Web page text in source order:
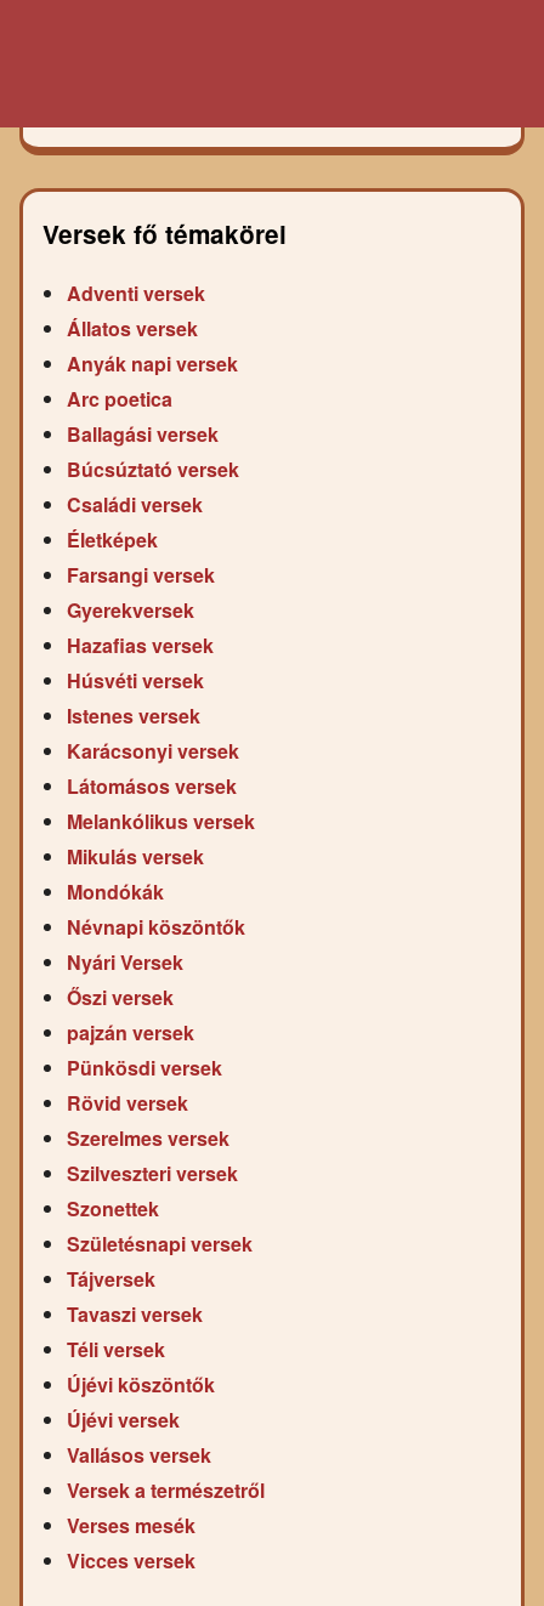
Versek fő témakörei
Adventi versek
Állatos versek
Anyák napi versek
Arc poetica
Ballagási versek
Búcsúztató versek
Családi versek
Életképek
Farsangi versek
Gyerekversek
Hazafias versek
Húsvéti versek
Istenes versek
Karácsonyi versek
Látomásos versek
Melankólikus versek
Mikulás versek
Mondókák
Névnapi köszöntők
Nyári Versek
Őszi versek
pajzán versek
Pünkösdi versek
Rövid versek
Szerelmes versek
Szilveszteri versek
Szonettek
Születésnapi versek
Tájversek
Tavaszi versek
Téli versek
Újévi köszöntők
Újévi versek
Vallásos versek
Versek a természetről
Verses mesék
Vicces versek